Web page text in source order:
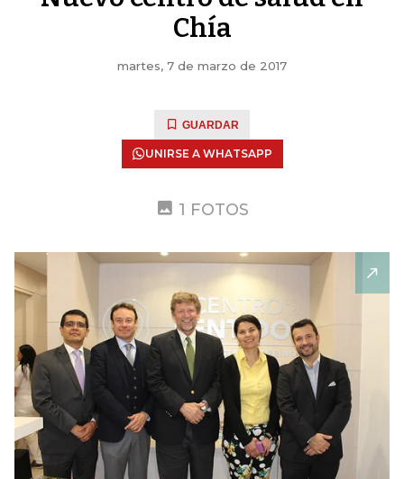
Chía
martes, 7 de marzo de 2017
GUARDAR
UNIRSE A WHATSAPP
1 FOTOS